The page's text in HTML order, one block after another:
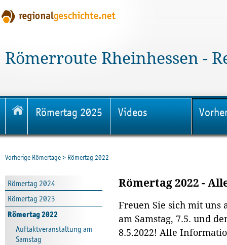
Römerroute Rheinhessen -
Römertag 2025 Videos
Vorherige Römertage> Römertag 2022
Römertag 2024
Römertag 2023
Römertag 2022
Auftaktveranstaltung am
Samstag
Römertag 2022 -
Freuen Sie sich mit uns
am Samstag, 7.5. und
8.5.2022! Alle